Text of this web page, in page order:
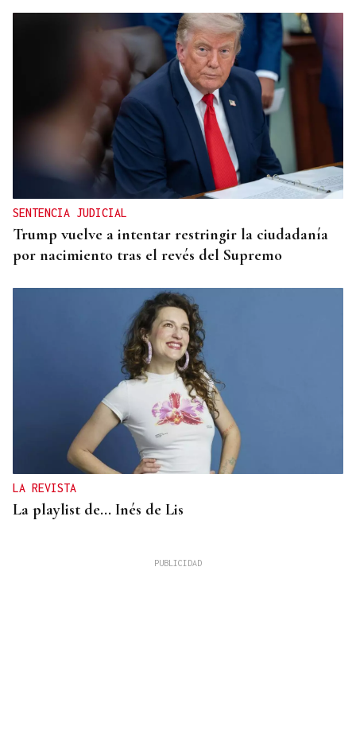
SENTENCIA JUDICIAL
Trump vuelve a intentar restringir la ciudadanía
por nacimiento tras el revés del Supremo
LA REVISTA
La playlist de... Inés de Lis